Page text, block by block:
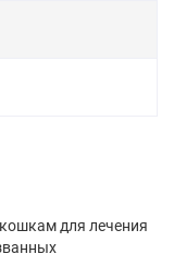
для лечения